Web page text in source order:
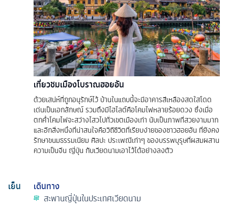
เที่ยวชมเมืองโบราณฮอยอัน
ด้วยเสน่ห์ที่ถูกอนุรักษ์ไว้ บ้านในแถบนี้จะมีอาคารสีเหลืองสดใสโดด
เด่นเป็นเอกลักษณ์ รวมถึงมีไฮไลต์คือโคมไฟหลายร้อยดวง ซึ่งเมื่อ
ตกคํ่าโคมไฟจะสว่างไสวไปทั่วเขตเมืองเก่า นับเป็นภาพที่สวยงามมาก
และอีกสิ่งหนึ่งที่น่าสนใจคือวิถีชีวิตที่เรียบง่ายของชาวฮอยอัน ที่ยังคง
รักษาขนมธรรมเนียม ศิลปะ ประเพณีเก่าๆ ของบรรพบุรุษที่ผสมผสาน
ความเป็นจีน ญี่ปุ่น กับเวียดนามเอาไว้ได้อย่างลงตัว
เย็น
เดินทาง
สะพานญี่ปุ่นในประเทศเวียดนาม